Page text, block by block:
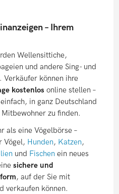
– Ihrem
Wellensittiche,
und andere Sing- und
können ihre
kostenlos online stellen –
in ganz Deutschland
zu finden.
als eine Vögelbörse –
Vögel, Hunden, Katzen,
und Fischenein neues
sichere und
, auf der Sie mit
verkaufen können.